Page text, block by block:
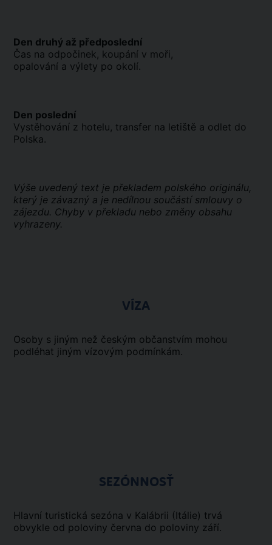
Den druhý až předposlední
Čas na odpočinek, koupání v moři,
opalování a výlety po okolí.
Den poslední
Vystěhování z hotelu, transfer na letiště a odlet do
Polska.
Výše uvedený text je překladem polského originálu,
který je závazný a je nedílnou součástí smlouvy o
zájezdu. Chyby v překladu nebo změny obsahu
vyhrazeny.
VÍZA
Osoby s jiným než českým občanstvím mohou
podléhat jiným vízovým podmínkám.
SEZÓNNOSŤ
Hlavní turistická sezóna v Kalábrii (Itálie) trvá
obvykle od poloviny června do poloviny září.